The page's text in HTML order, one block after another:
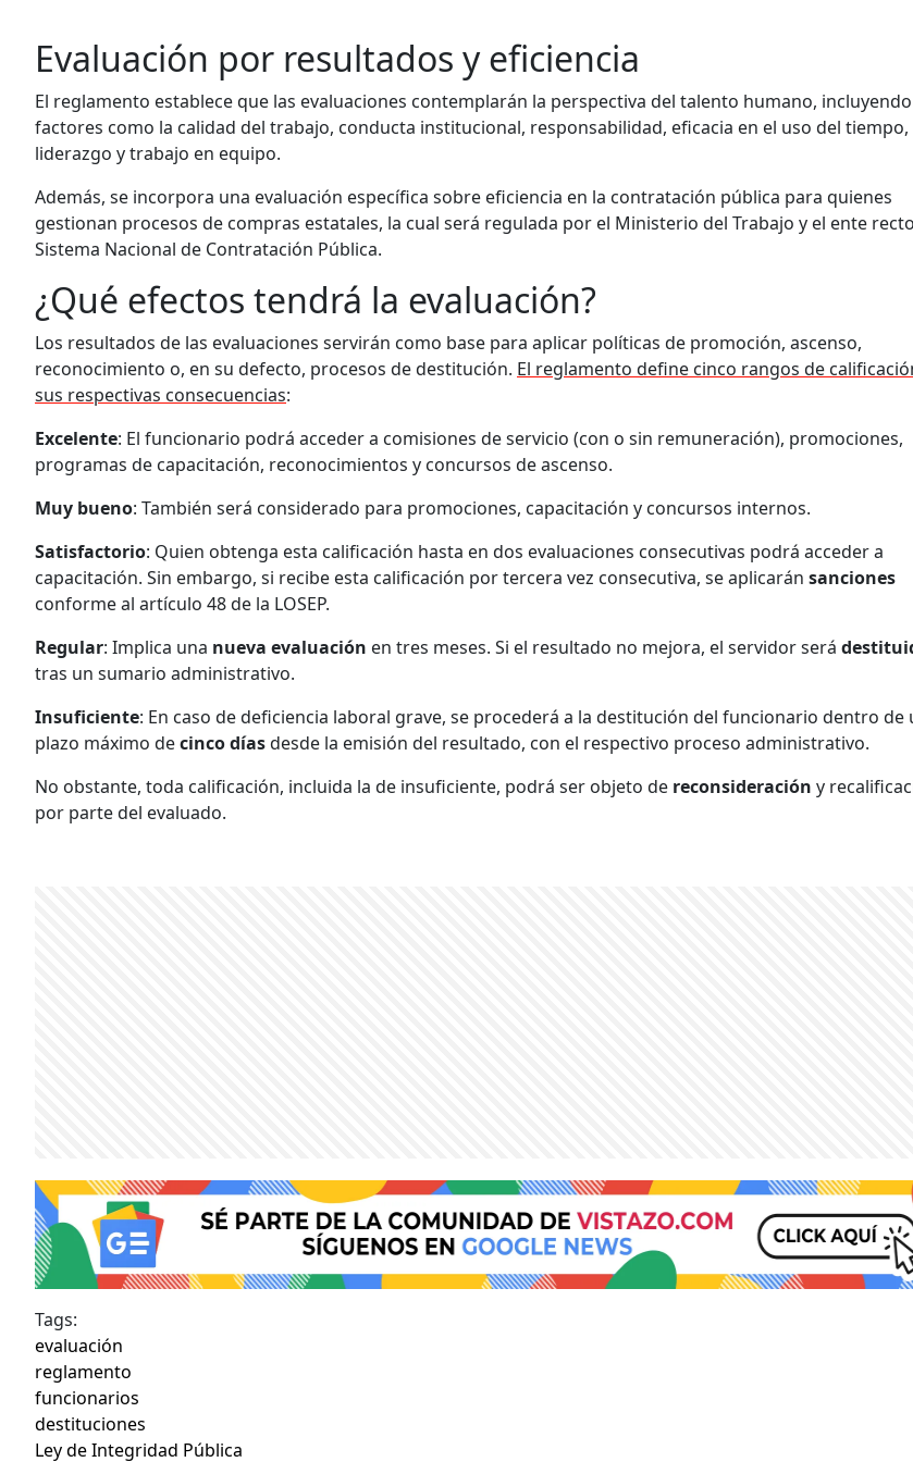
Evaluación por resultados y eficiencia
El reglamento establece que las evaluaciones contemplarán la perspectiva del talento humano, incluyendo
factores como la calidad del trabajo, conducta institucional, responsabilidad, eficacia en el uso del tiempo,
liderazgo y trabajo en equipo.
Además, se incorpora una evaluación específica sobre eficiencia en la contratación pública para quienes
gestionan procesos de compras estatales, la cual será regulada por el Ministerio del Trabajo y el ente
Sistema Nacional de Contratación Pública.
¿Qué efectos tendrá la evaluación?
Los resultados de las evaluaciones servirán como base para aplicar políticas de promoción, ascenso,
reconocimiento o, en su defecto, procesos de destitución. El reglamento define cinco rangos de
sus respectivas consecuencias:
Excelente: El funcionario podrá acceder a comisiones de servicio (con o sin remuneración), promociones,
programas de capacitación, reconocimientos y concursos de ascenso.
Muy bueno: También será considerado para promociones, capacitación y concursos internos.
Satisfactorio: Quien obtenga esta calificación hasta en dos evaluaciones consecutivas podrá acceder a
capacitación. Sin embargo, si recibe esta calificación por tercera vez consecutiva, se aplicarán sanciones
conforme al artículo 48 de la LOSEP.
Regular: Implica una nueva evaluación en tres meses. Si el resultado no mejora, el servidor será
tras un sumario administrativo.
Insuficiente: En caso de deficiencia laboral grave, se procederá a la destitución del funcionario dentro de
plazo máximo decinco díasdesde la emisión del resultado, con el respectivo proceso administrativo.
No obstante, toda calificación, incluida la de insuficiente, podrá ser objeto de reconsideración y
por parte del evaluado.
Tags:
evaluación
reglamento
funcionarios
destituciones
Ley de Integridad Pública